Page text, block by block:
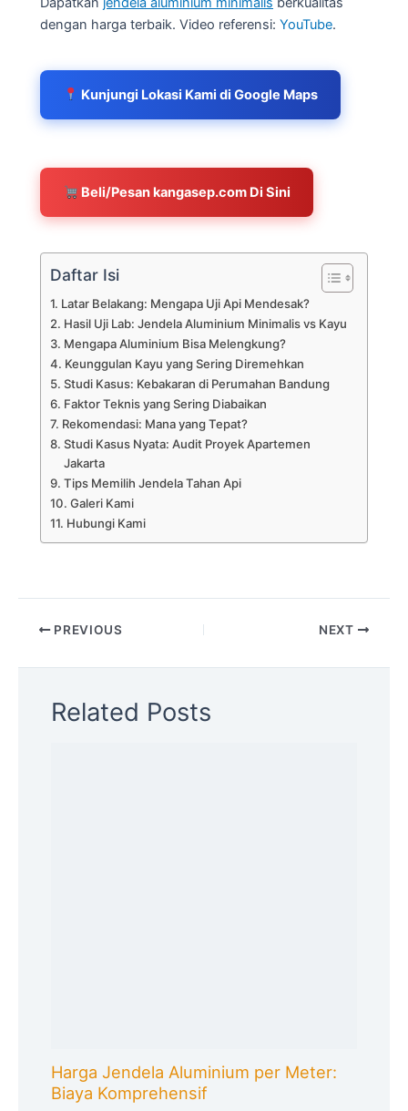
dengan harga terbaik. Video referensi: YouTube.
Kunjungi Lokasi Kami di Google Maps
Beli/Pesan kangasep.com Di Sini
Daftar Isi
Latar Belakang: Mengapa Uji Api Mendesak?
Hasil Uji Lab: Jendela Aluminium Minimalis vs Kayu
Mengapa Aluminium Bisa Melengkung?
Keunggulan Kayu yang Sering Diremehkan
Studi Kasus: Kebakaran di Perumahan Bandung
Faktor Teknis yang Sering Diabaikan
Rekomendasi: Mana yang Tepat?
Studi Kasus Nyata: Audit Proyek Apartemen
Jakarta
Tips Memilih Jendela Tahan Api
Galeri Kami
Hubungi Kami
PREVIOUS NEXT
Related Posts
Harga Jendela Aluminium per Meter:
Biaya Komprehensif